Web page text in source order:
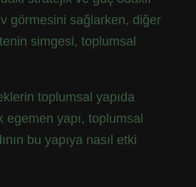
görmesini sağlarken, diğer
simgesi, toplumsal
toplumsal yapıda
egemen yapı, toplumsal
bu yapıya nasıl etki